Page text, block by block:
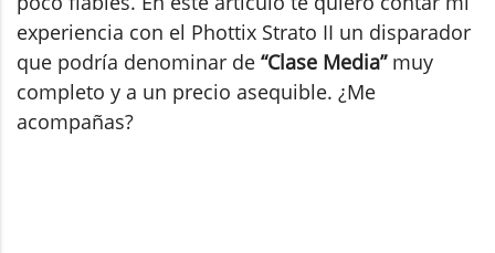
experiencia con el Phottix Strato II un disparador
que podría denominar de “Clase Media”muy
completo y a un precio asequible. ¿Me
acompañas?